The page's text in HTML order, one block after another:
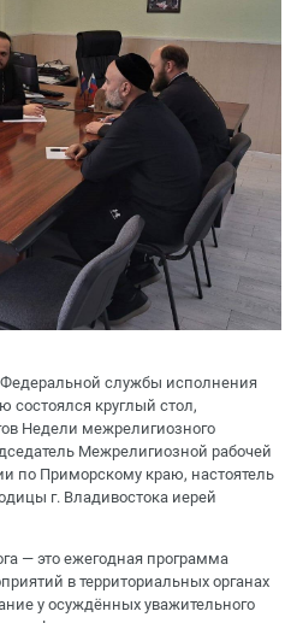
службы исполнения
состоялся круглый стол,
Недели межрелигиозного
Межрелигиозной рабочей
по Приморскому краю, настоятель
г. Владивостока иерей
— это ежегодная программа
в территориальных органах
у осуждённых уважительного